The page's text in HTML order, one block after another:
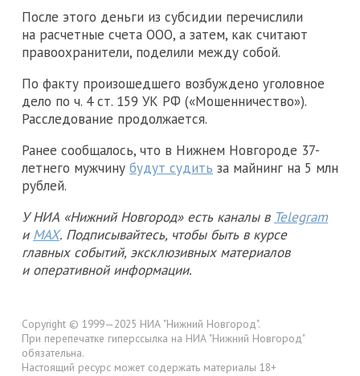
После этого деньги из субсидии перечислили
на расчетные счета ООО, а затем, как считают
правоохранители, поделили между собой.
По факту произошедшего возбуждено уголовное
дело по ч. 4 ст. 159 УК РФ («Мошенничество»).
Расследование продолжается.
Ранее сообщалось, что в Нижнем Новгороде 37-
летнего мужчину будут судить за майнинг на 5 млн
рублей.
У НИА «Нижний Новгород» есть каналы в Telegram
и MAX. Подписывайтесь, чтобы быть в курсе
главных событий, эксклюзивных материалов
и оперативной информации.
Copyright © 1999—2025 НИА "Нижний Новгород".
При перепечатке гиперссылка на НИА "Нижний Новгород"
обязательна.
Настоящий ресурс может содержать материалы 18+